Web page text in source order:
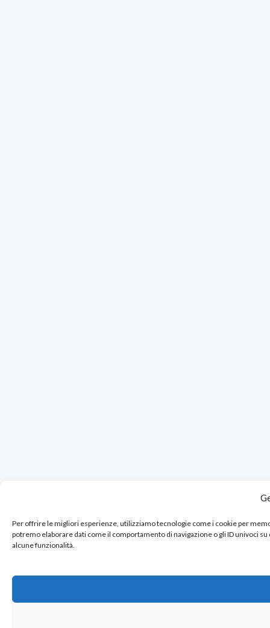
Per offrire le migliori esperienze, utilizziamo tecnologie come i cookie per
potremo elaborare dati come il comportamento di navigazione o gli ID univoci
alcune funzionalità.